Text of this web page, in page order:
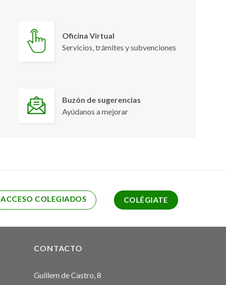
Oficina Virtual
Servicios, trámites y subvenciones
Buzón de sugerencias
Ayúdanos a mejorar
ACCESO COLEGIADOS COLÉGIATE
CONTACTO
Guillem de Castro, 8